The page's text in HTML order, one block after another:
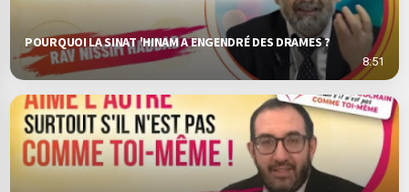
POURQUOI LA SINAT 'HINAM A ENGENDRÉ DES DRAMES ?
8:51